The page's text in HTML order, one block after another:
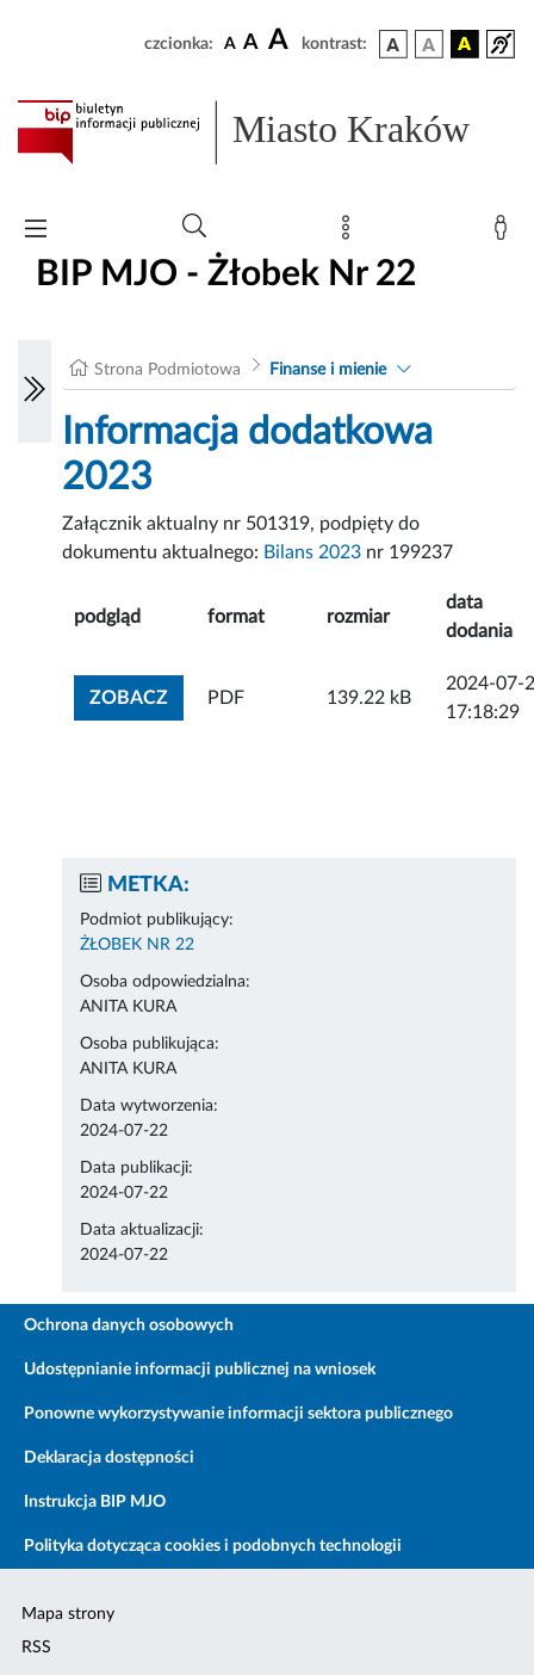
czcionka: A A A kontrast:
Miasto Kraków
BIP MJO - Żłobek Nr 22
Strona Podmiotowa Finanse i mienie
Informacja dodatkowa
2023
Załącznik aktualny nr 501319, podpięty do
dokumentu aktualnego: Bilans 2023 nr 199237
podgląd format rozmiar
data
dodania
ZOBACZZOBACZ ZAŁĄCZNIK
PDF 139.22 kB
2024-07-
17:18:29
METKA:
Podmiot publikujący:
ŻŁOBEK NR 22
Osoba odpowiedzialna:
ANITA KURA
Osoba publikująca:
ANITA KURA
Data wytworzenia:
2024-07-22
Data publikacji:
2024-07-22
Data aktualizacji:
2024-07-22
Ochrona danych osobowych
Udostępnianie informacji publicznej na wniosek
Ponowne wykorzystywanie informacji sektora publicznego
Deklaracja dostępności
Instrukcja BIP MJO
Polityka dotycząca cookies i podobnych technologii
Mapa strony
RSS